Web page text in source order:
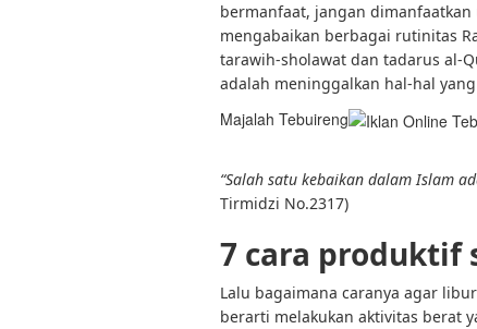
bermanfaat, jangan
mengabaikan berbagai rutinitas
tarawih-sholawat dan tadarus al-
adalah meninggalkan hal-hal
Majalah Tebuireng
“Salah satu kebaikan dalam Islam
Tirmidzi No.2317)
7 cara produktif
Lalu bagaimana caranya agar
berarti melakukan aktivitas berat